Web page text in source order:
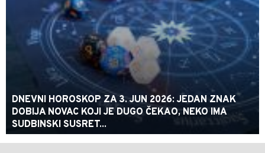
DNEVNI HOROSKOP ZA 3. JUN 2026: JEDAN ZNAK
DOBIJA NOVAC KOJI JE DUGO ČEKAO, NEKO IMA
SUDBINSKI SUSRET...